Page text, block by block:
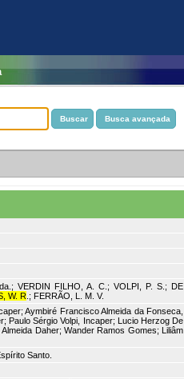
VERDIN FILHO, A. C.; VOLPI, P. S.; DE
W. R .; FERRÃO, L. M. V.
Aymbiré Francisco Almeida da Fonseca,
Paulo Sérgio Volpi, Incaper; Lucio Herzog De
Daher; Wander Ramos Gomes; Liliâm
Santo.